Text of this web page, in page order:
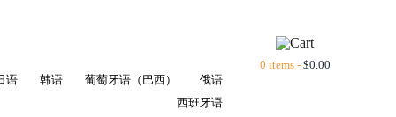
语 韩语 葡萄牙语（巴西）
俄语
西班牙语
0 items - $0.00